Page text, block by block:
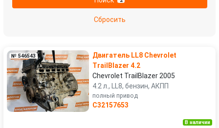
УАЗ
Сбросить
№ 546543
Двигатель LL8 Chevrolet
TrailBlazer 4.2
Chevrolet TrailBlazer 2005
4.2 л., LL8, бензин, АКПП
полный привод
C32157653
В наличии